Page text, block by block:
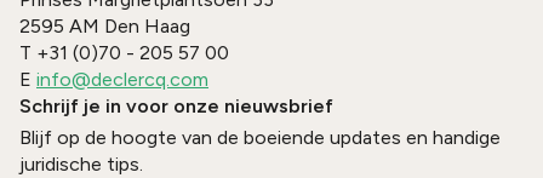
2595 AM Den Haag
T +31 (0)70 - 205 57 00
E info@declercq.com
Schrijf je in voor onze nieuwsbrief
Blijf op de hoogte van de boeiende updates en handige
juridische tips.